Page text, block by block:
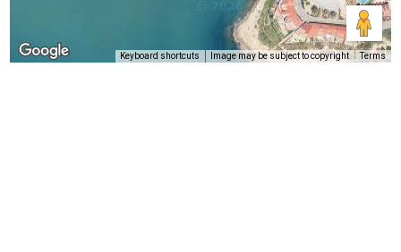
Keyboard shortcuts Image may be subject to copyright Terms